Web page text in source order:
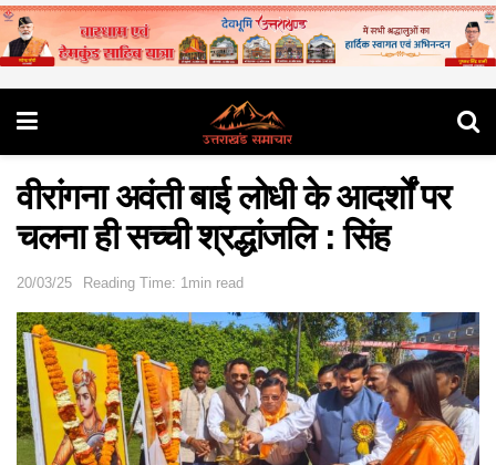
वीरांगना अवंती बाई लोधी के आदर्शों पर
चलना ही सच्ची श्रद्धांजलि : सिंह
20/03/25 Reading Time: 1min read